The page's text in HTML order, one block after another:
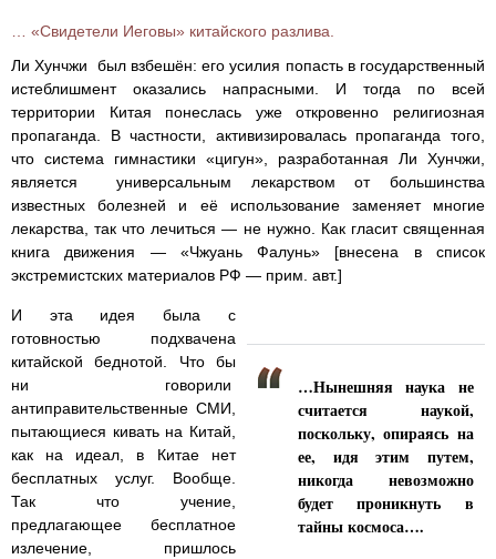
… «Свидетели Иеговы» китайского разлива.
Ли Хунчжи был взбешён: его усилия попасть в государственный
истеблишмент оказались напрасными. И тогда по всей
территории Китая понеслась уже откровенно религиозная
пропаганда. В частности, активизировалась пропаганда того,
что система гимнастики «цигун», разработанная Ли Хунчжи,
является универсальным лекарством от большинства
известных болезней и её использование заменяет многие
лекарства, так что лечиться — не нужно. Как гласит священная
книга движения — «Чжуань Фалунь» [внесена в список
экстремистских материалов РФ — прим. авт.]
…Нынешняя наука не
считается наукой,
поскольку, опираясь на
ее, идя этим путем,
никогда невозможно
будет проникнуть в
тайны космоса….
И эта идея была с
готовностью подхвачена
китайской беднотой. Что бы
ни говорили
антиправительственные СМИ,
пытающиеся кивать на Китай,
как на идеал, в Китае нет
бесплатных услуг. Вообще.
Так что учение,
предлагающее бесплатное
излечение, пришлось